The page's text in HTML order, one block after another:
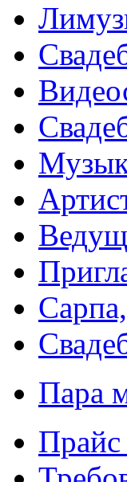
Пара
Прайс